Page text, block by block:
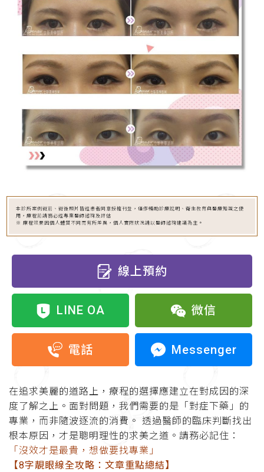
本診所案例術前、術後照片皆經患者同意授權刊登，僅作輔助診療說明、衛生教育與醫療知識之使
用，療程前請務必經專業醫師諮詢及評估
※ 療程效果因個人體質不同而有所差異，個人實際狀況請以醫師諮詢建議為主。
線上預約
LINE OA 微信
電話 Messenger
在追求美麗的道路上，療程的選擇應建立在對成因的深
度了解之上。面對問題，我們需要的是「對症下藥」的
專業，而非隨波逐流的消費。 透過醫師的臨床判斷找出
根本原因，才是聰明理性的求美之道。請務必記住：
「沒效才是最貴，想做要找專業」
【8字靚眼線全攻略：文章重點總結】